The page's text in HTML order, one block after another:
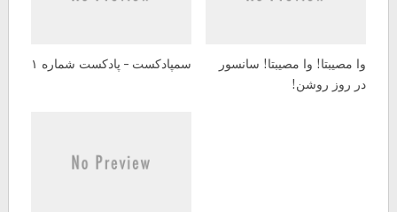
سمپادکست – پادکست شماره ۱
وا مصیبتا! وا مصیبتا! سانسور
در روز روشن!